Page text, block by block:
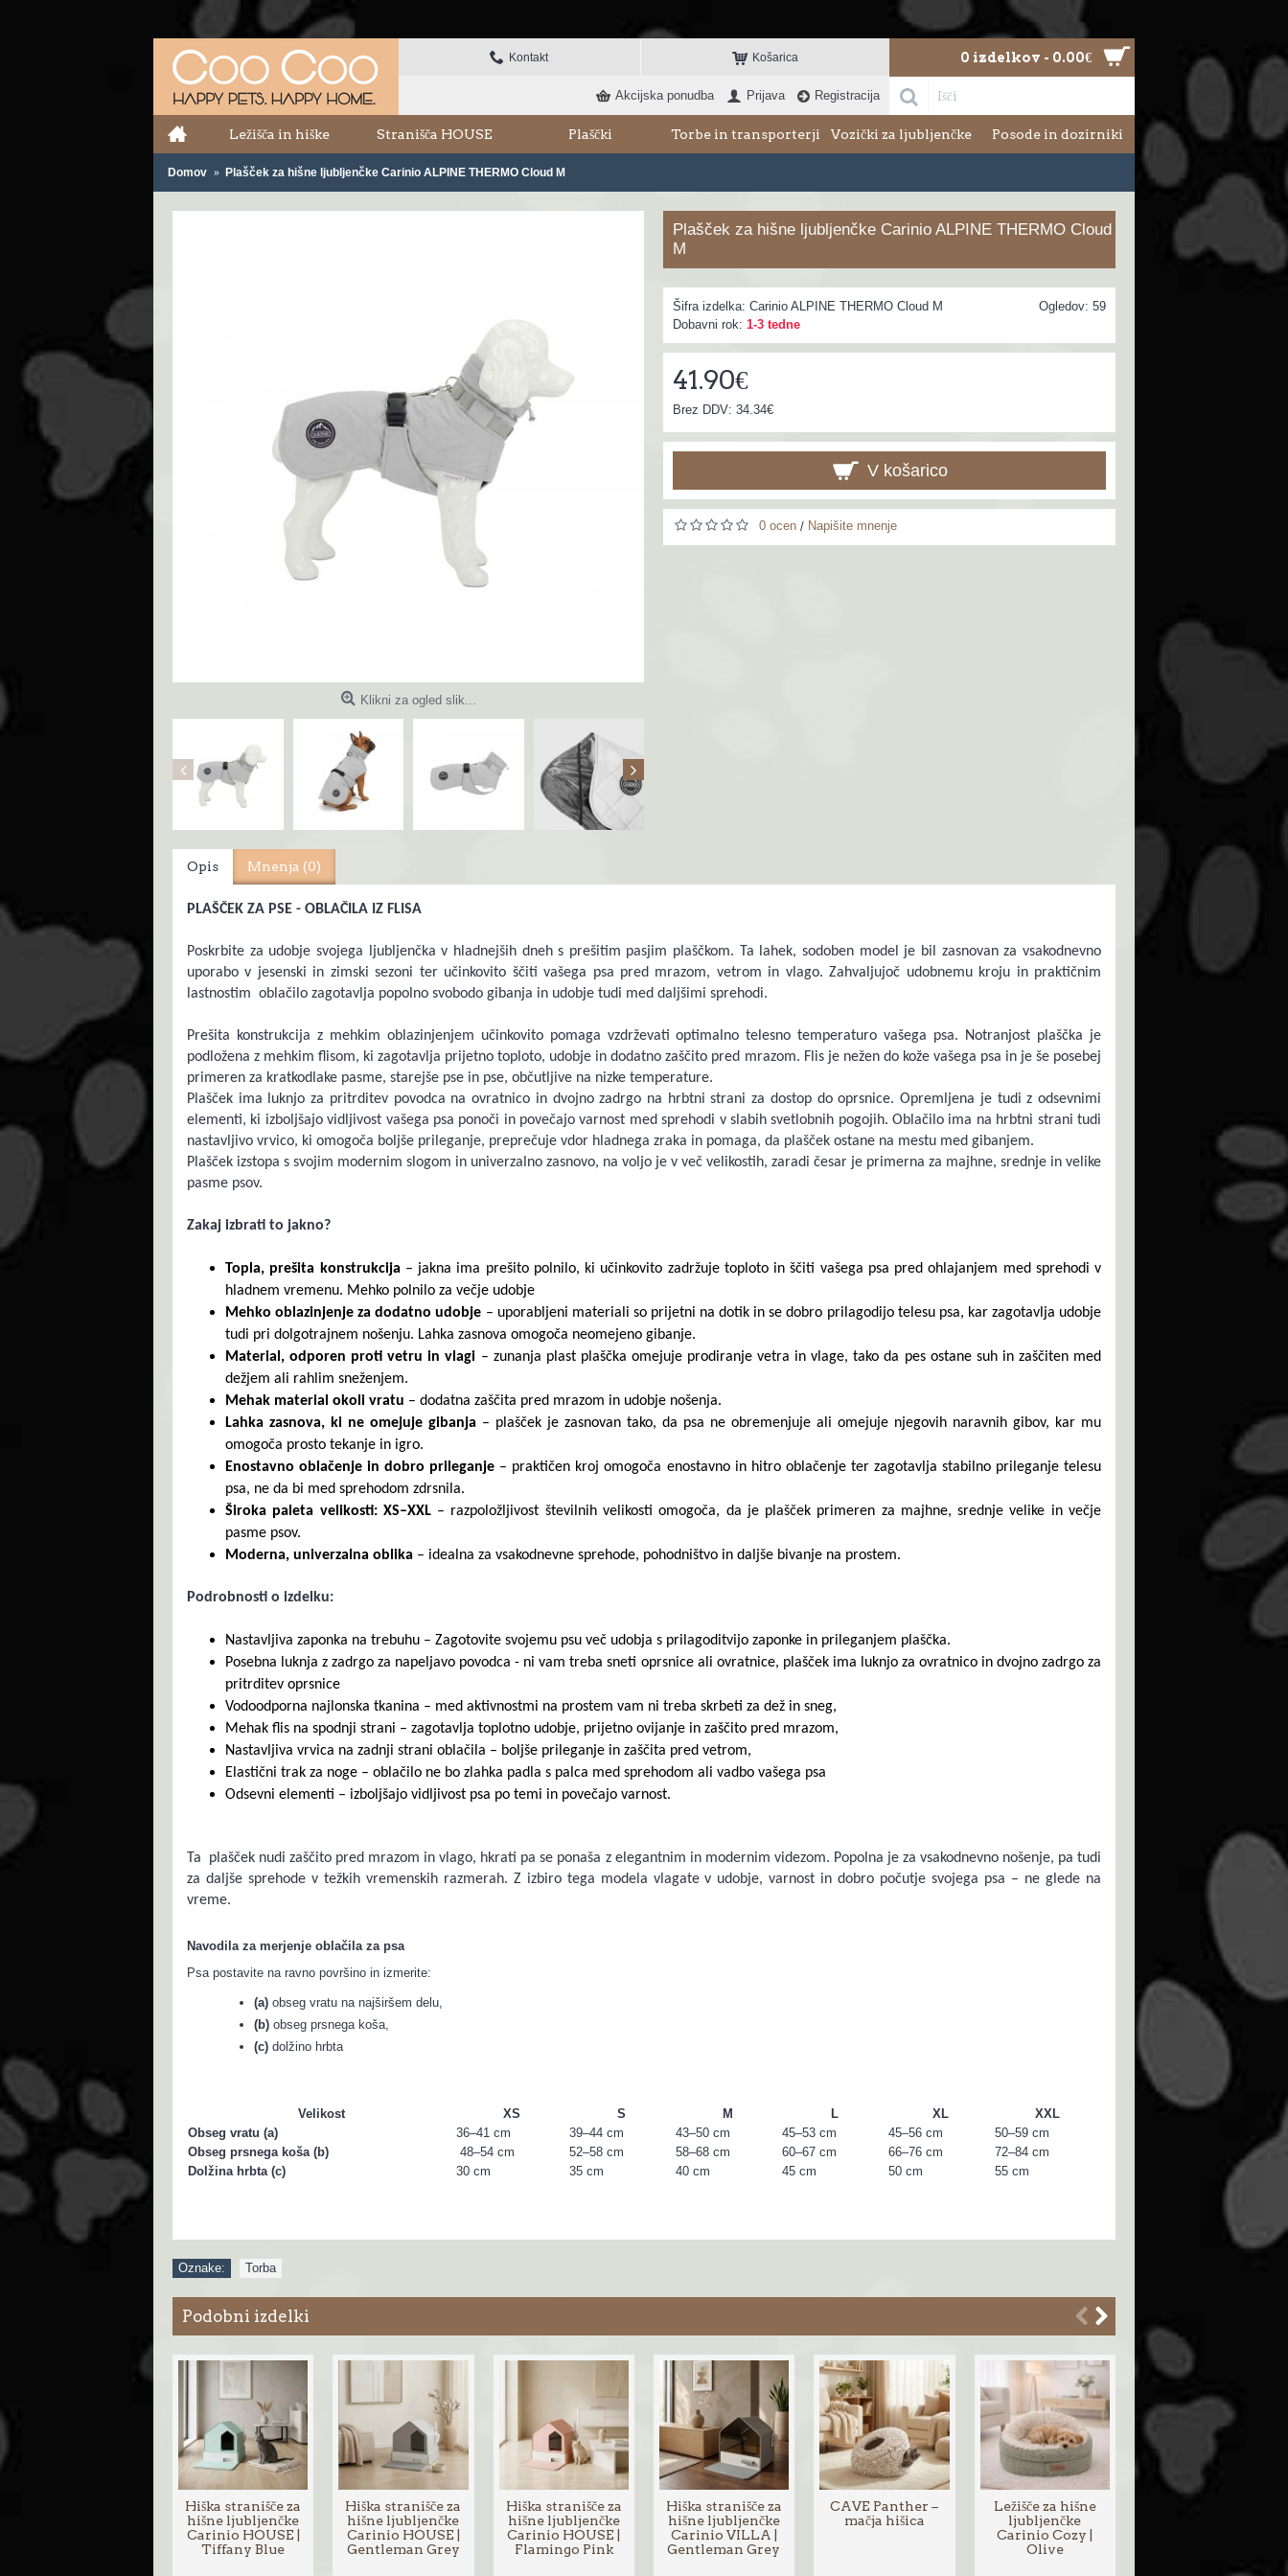
Kontakt Košarica 0 izdelkov - 0.00€
Akcijska ponudba Prijava Registracija
Ležišča in hiške Stranišča HOUSE Plaščki Torbe in transporterji Vozički za ljubljenčke Posode in dozirniki
Domov Plašček za hišne ljubljenčke Carinio ALPINE THERMO Cloud M
Klikni za ogled slik...
Plašček za hišne ljubljenčke Carinio ALPINE THERMO Cloud
M
Ogledov: 59
Šifra izdelka: Carinio ALPINE THERMO Cloud M
Dobavni rok: 1-3 tedne
41.90€
Brez DDV: 34.34€
V košarico
0 ocen / Napišite mnenje
Opis Mnenja (0)
PLAŠČEK ZA PSE - OBLAČILA IZ FLISA
Poskrbite za udobje svojega ljubljenčka v hladnejših dneh s prešitim pasjim plaščkom. Ta lahek, sodoben model je bil zasnovan za vsakodnevno
uporabo v jesenski in zimski sezoni ter učinkovito ščiti vašega psa pred mrazom, vetrom in vlago. Zahvaljujoč udobnemu kroju in praktičnim
lastnostim oblačilo zagotavlja popolno svobodo gibanja in udobje tudi med daljšimi sprehodi.
Prešita konstrukcija z mehkim oblazinjenjem učinkovito pomaga vzdrževati optimalno telesno temperaturo vašega psa. Notranjost plaščka je
podložena z mehkim flisom, ki zagotavlja prijetno toploto, udobje in dodatno zaščito pred mrazom. Flis je nežen do kože vašega psa in je še posebej
primeren za kratkodlake pasme, starejše pse in pse, občutljive na nizke temperature.
Plašček ima luknjo za pritrditev povodca na ovratnico in dvojno zadrgo na hrbtni strani za dostop do oprsnice. Opremljena je tudi z odsevnimi
elementi, ki izboljšajo vidljivost vašega psa ponoči in povečajo varnost med sprehodi v slabih svetlobnih pogojih. Oblačilo ima na hrbtni strani tudi
nastavljivo vrvico, ki omogoča boljše prileganje, preprečuje vdor hladnega zraka in pomaga, da plašček ostane na mestu med gibanjem.
Plašček izstopa s svojim modernim slogom in univerzalno zasnovo, na voljo je v več velikostih, zaradi česar je primerna za majhne, ​​srednje in velike
pasme psov.
Zakaj izbrati to jakno?
Topla, prešita konstrukcija – jakna ima prešito polnilo, ki učinkovito zadržuje toploto in ščiti vašega psa pred ohlajanjem med sprehodi v
hladnem vremenu. Mehko polnilo za večje udobje
Mehko oblazinjenje za dodatno udobje – uporabljeni materiali so prijetni na dotik in se dobro prilagodijo telesu psa, kar zagotavlja udobje
tudi pri dolgotrajnem nošenju. Lahka zasnova omogoča neomejeno gibanje.
Material, odporen proti vetru in vlagi – zunanja plast plaščka omejuje prodiranje vetra in vlage, tako da pes ostane suh in zaščiten med
dežjem ali rahlim sneženjem.
Mehak material okoli vratu – dodatna zaščita pred mrazom in udobje nošenja.
Lahka zasnova, ki ne omejuje gibanja – plašček je zasnovan tako, da psa ne obremenjuje ali omejuje njegovih naravnih gibov, kar mu
omogoča prosto tekanje in igro.
Enostavno oblačenje in dobro prileganje – praktičen kroj omogoča enostavno in hitro oblačenje ter zagotavlja stabilno prileganje telesu
psa, ne da bi med sprehodom zdrsnila.
Široka paleta velikosti: XS–XXL – razpoložljivost številnih velikosti omogoča, da je plašček primeren za majhne, ​​srednje velike in večje
pasme psov.
Moderna, univerzalna oblika – idealna za vsakodnevne sprehode, pohodništvo in daljše bivanje na prostem.
Podrobnosti o izdelku:
Nastavljiva zaponka na trebuhu – Zagotovite svojemu psu več udobja s prilagoditvijo zaponke in prileganjem plaščka.
Posebna luknja z zadrgo za napeljavo povodca - ni vam treba sneti oprsnice ali ovratnice, plašček ima luknjo za ovratnico in dvojno zadrgo za
pritrditev oprsnice
Vodoodporna najlonska tkanina – med aktivnostmi na prostem vam ni treba skrbeti za dež in sneg,
Mehak flis na spodnji strani – zagotavlja toplotno udobje, prijetno ovijanje in zaščito pred mrazom,
Nastavljiva vrvica na zadnji strani oblačila – boljše prileganje in zaščita pred vetrom,
Elastični trak za noge – oblačilo ne bo zlahka padla s palca med sprehodom ali vadbo vašega psa
Odsevni elementi – izboljšajo vidljivost psa po temi in povečajo varnost.
Ta plašček nudi zaščito pred mrazom in vlago, hkrati pa se ponaša z elegantnim in modernim videzom. Popolna je za vsakodnevno nošenje, pa tudi
za daljše sprehode v težkih vremenskih razmerah. Z izbiro tega modela vlagate v udobje, varnost in dobro počutje svojega psa – ne glede na
vreme.
Navodila za merjenje oblačila za psa
Psa postavite na ravno površino in izmerite:
(a) obseg vratu na najširšem delu,
(b) obseg prsnega koša,
(c) dolžino hrbta
Velikost XS S M L XL
XXL
Obseg vratu (a)
36–41 cm 39–44 cm 43–50 cm 45–53 cm 45–56 cm
50–59 cm
Obseg prsnega koša (b)
48–54 cm 52–58 cm 58–68 cm 60–67 cm 66–76 cm
72–84 cm
Dolžina hrbta (c)
30 cm 35 cm 40 cm 45 cm 50 cm 55 cm
Oznake: Torba
Podobni izdelki
Hiška stranišče za
hišne ljubljenčke
Carinio HOUSE |
Tiffany Blue
Hiška stranišče za
hišne ljubljenčke
Carinio HOUSE |
Gentleman Grey
Hiška stranišče za
hišne ljubljenčke
Carinio HOUSE |
Flamingo Pink
Hiška stranišče za
hišne ljubljenčke
Carinio VILLA |
Gentleman Grey
CAVE Panther –
mačja hišica
Ležišče za hišne
ljubljenčke
Carinio Cozy |
Olive